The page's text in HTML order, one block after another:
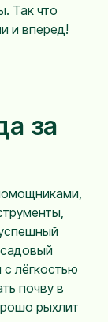
Так что
и вперед!
за
лёгкостью
почву в
рыхлит